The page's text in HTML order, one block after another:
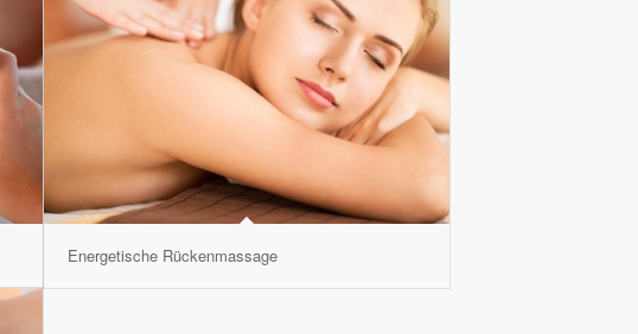
Energetische Rückenmassage